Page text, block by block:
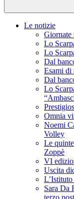
Le notizie
Giornate
Lo
Lo
Dal
Esami di
Dal
Lo
Omnia
Noemi
Volley
Le
Zoppè
VI
Uscita
Sara Da